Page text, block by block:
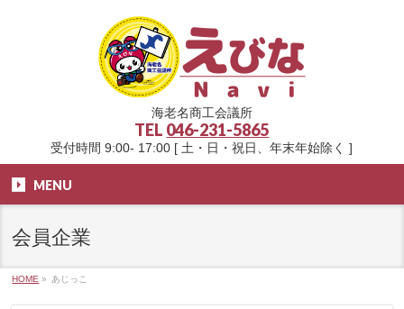
海老名商工会議所
TEL 046-231-5865
受付時間 9:00- 17:00 [ 土・日・祝日、年末年始除く ]
MENU
会員企業
HOME » あじっこ